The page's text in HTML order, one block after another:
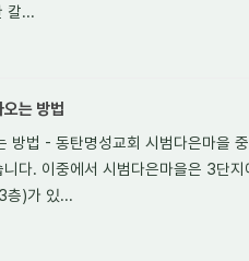
칼...
는 방법
방법 - 동탄명성교회 시범다은마을
다. 이중에서 시범다은마을은 3단
층)가 있...